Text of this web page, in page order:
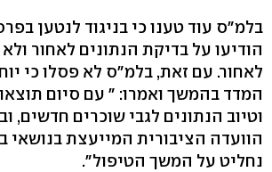
בלמ"ס עוד טענו כי בניגוד לנטען
הודיעו על בדיקת הנתונים לאחור
לאחור. עם זאת, בלמ"ס לא פסלו כי
המדד בהמשך ואמרו: " עם סיום
וטיוב הנתונים לגבי שוכרים חדשים,
הוועדה הציבורית המייעצת בנושאי
נחליט על המשך הטיפול".